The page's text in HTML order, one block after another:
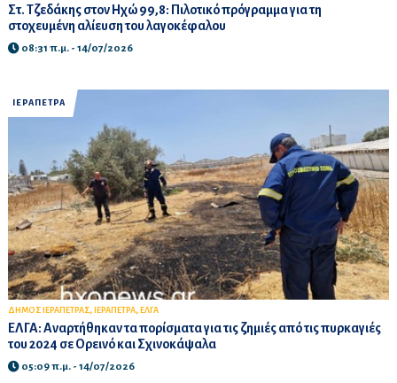
Στ. Τζεδάκης στον Ηχώ 99,8: Πιλοτικό πρόγραμμα για τη
στοχευμένη αλίευση του λαγοκέφαλου
08:31 π.μ. - 14/07/2026
ΙΕΡΑΠΕΤΡΑ
ΔΗΜΟΣ ΙΕΡΑΠΕΤΡΑΣ, ΙΕΡΑΠΕΤΡΑ, ΕΛΓΑ
ΕΛΓΑ: Αναρτήθηκαν τα πορίσματα για τις ζημιές από τις πυρκαγιές
του 2024 σε Ορεινό και Σχινοκάψαλα
05:09 π.μ. - 14/07/2026